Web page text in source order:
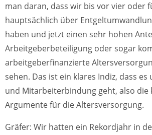
man daran, dass wir bis vor vier oder
hauptsächlich über
haben und jetzt einen sehr hohen
Arbeitgeberbeteiligung oder sogar
arbeitgeberfinanzierte
sehen. Das ist ein klares Indiz, dass es
und Mitarbeiterbindung geht, also die
Argumente für die Altersversorgung.
Gräfer: Wir hatten ein Rekordjahr in